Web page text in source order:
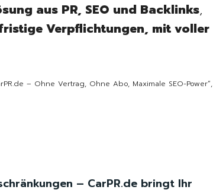
aus PR, SEO und Backlinks,
Verpflichtungen, mit voller
– Ohne Vertrag, Ohne Abo, Maximale SEO-Power“,
– CarPR.de bringt Ihr